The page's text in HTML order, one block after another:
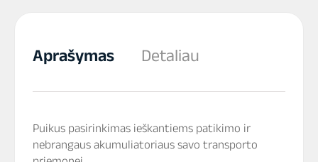
Aprašymas Detaliau
Puikus pasirinkimas ieškantiems patikimo ir
nebrangaus akumuliatoriaus savo transporto